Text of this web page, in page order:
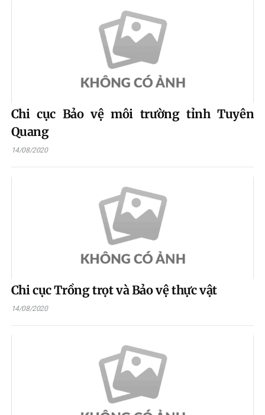
Chi cục Bảo vệ môi trường tỉnh Tuyên
Quang
14/08/2020
Chi cục Trồng trọt và Bảo vệ thực vật
14/08/2020